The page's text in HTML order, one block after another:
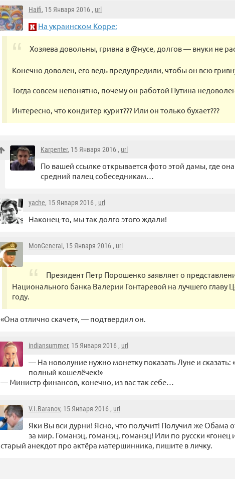
Haifi, 15 Января 2016 , url
На украинском Корре:
Хозяева довольны, гривна в @нусе, долгов — внуки не
Конечно доволен, его ведь предупредили, чтобы он всю
Тогда совсем непонятно, почему он работой Путина
Интересно, что кондитер курит??? Или он только бухает???
Karpenter, 15 Января 2016 , url
По вашей ссылке открывается фото этой дамы, где
средний палец собеседникам…
yache, 15 Января 2016 , url
Наконец-то, мы так долго этого ждали!
MonGeneral , 15 Января 2016 , url
Президент Петр Порошенко заявляет о
Национального банка Валерии Гонтаревой на лучшего главу
году.
«Она отлично скачет», — подтвердил он.
indiansummer, 15 Января 2016 , url
— На новолуние нужно монетку показать Луне и сказать:
полный кошелёчек!»
— Министр финансов, конечно, из вас так себе…
V.I.Baranov, 15 Января 2016 , url
Яки Вы вси дурни! Ясно, что получит! Получил же Обама
за мир. Гоманэц, гоманэц, гоманэц! Или по русски «гонец
старый анекдот про актёра матершинника, пишите в личку.